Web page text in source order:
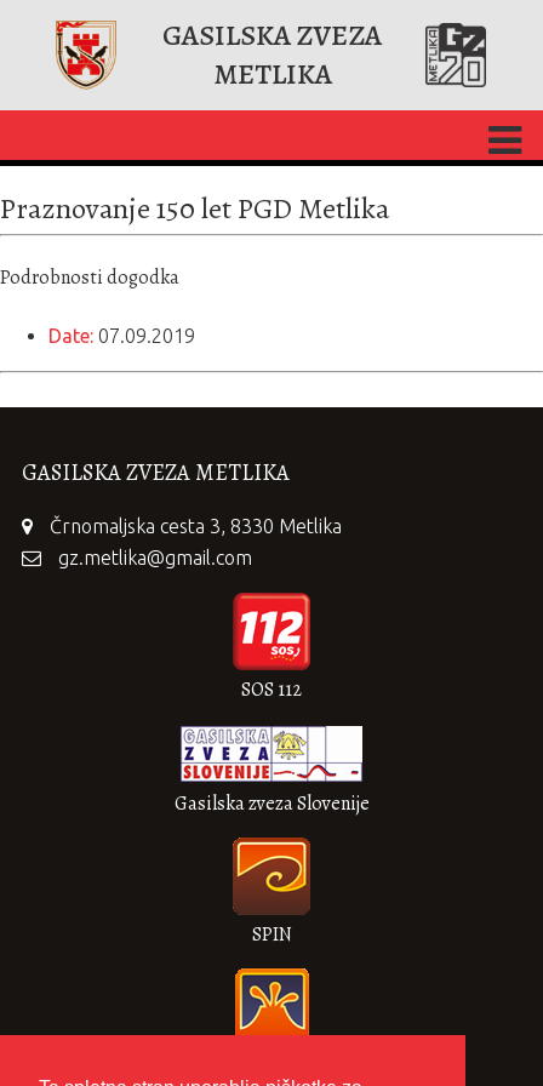
GASILSKA ZVEZA
METLIKA
Praznovanje 150 let PGD Metlika
Podrobnosti dogodka
Date: 07.09.2019
GASILSKA ZVEZA METLIKA
Črnomaljska cesta 3, 8330 Metlika
gz.metlika@gmail.com
SOS 112
Gasilska zveza Slovenije
SPIN